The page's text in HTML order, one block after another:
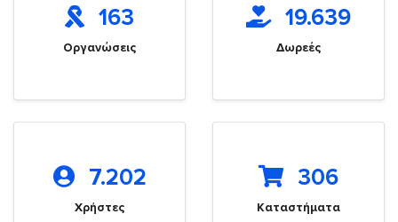
163
Οργανώσεις
19.639
Δωρεές
7.202
Χρήστες
306
Καταστήματα